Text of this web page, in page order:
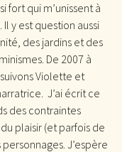
fort qui m’unissent à
y est question aussi
des jardins et des
De 2007 à
Violette et
J’ai écrit ce
des contraintes
plaisir (et parfois de
J’espère